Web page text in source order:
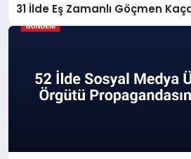
31 İlde Eş Zamanlı Göçmen